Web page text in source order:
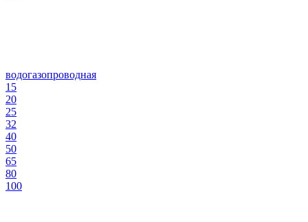
водогазопроводная
15
20
25
32
40
50
65
80
100